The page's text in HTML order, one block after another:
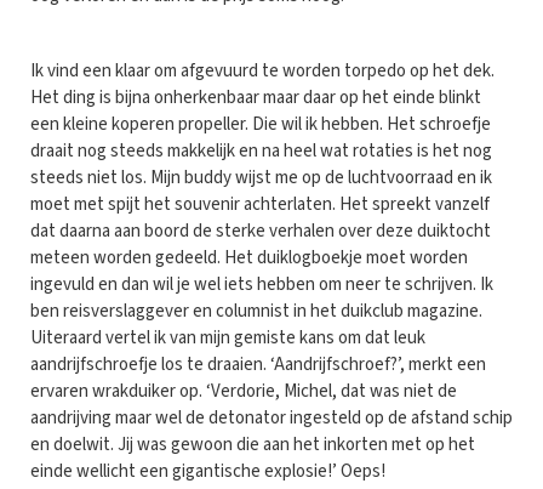
Ik vind een klaar om afgevuurd te worden torpedo op het dek.
Het ding is bijna onherkenbaar maar daar op het einde blinkt
een kleine koperen propeller. Die wil ik hebben. Het schroefje
draait nog steeds makkelijk en na heel wat rotaties is het nog
steeds niet los. Mijn buddy wijst me op de luchtvoorraad en ik
moet met spijt het souvenir achterlaten. Het spreekt vanzelf
dat daarna aan boord de sterke verhalen over deze duiktocht
meteen worden gedeeld. Het duiklogboekje moet worden
ingevuld en dan wil je wel iets hebben om neer te schrijven. Ik
ben reisverslaggever en columnist in het duikclub magazine.
Uiteraard vertel ik van mijn gemiste kans om dat leuk
aandrijfschroefje los te draaien. ‘Aandrijfschroef?’, merkt een
ervaren wrakduiker op. ‘Verdorie, Michel, dat was niet de
aandrijving maar wel de detonator ingesteld op de afstand schip
en doelwit. Jij was gewoon die aan het inkorten met op het
einde wellicht een gigantische explosie!’ Oeps!